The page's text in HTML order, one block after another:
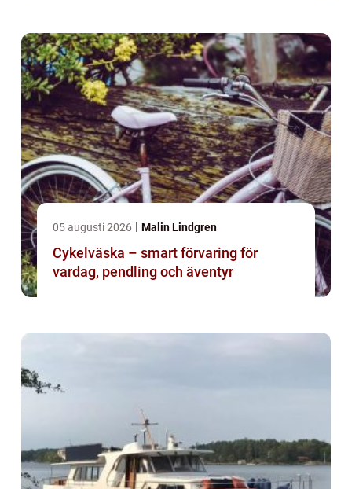
05 augusti 2026 Malin Lindgren
Cykelväska – smart förvaring för
vardag, pendling och äventyr